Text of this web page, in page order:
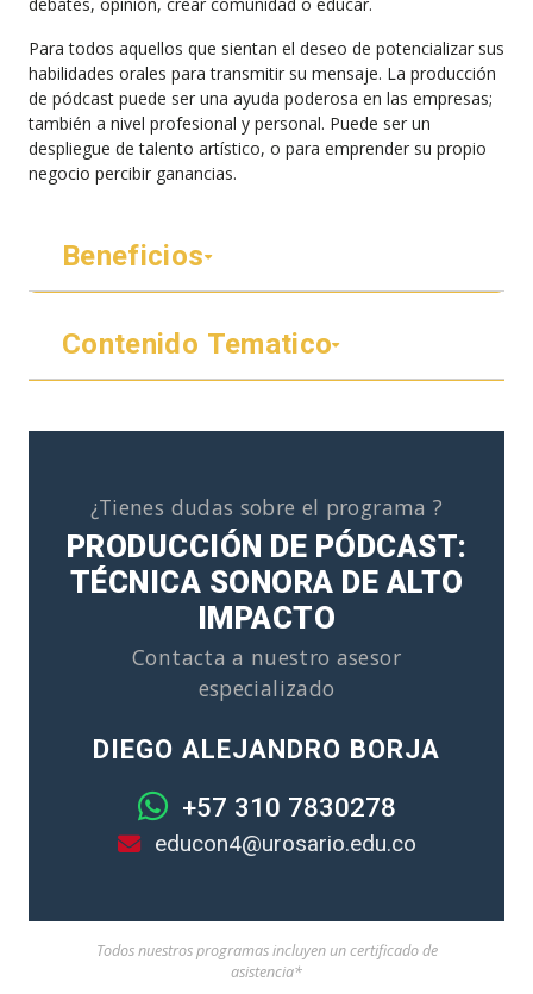
Para todos aquellos que sientan el deseo de potencializar sus
habilidades orales para transmitir su mensaje. La producción
de pódcast puede ser una ayuda poderosa en las empresas;
también a nivel profesional y personal. Puede ser un
despliegue de talento artístico, o para emprender su propio
negocio percibir ganancias.
Beneficios
Contenido Tematico
¿Tienes dudas sobre el programa ?
PRODUCCIÓN DE PÓDCAST:
TÉCNICA SONORA DE ALTO
IMPACTO
Contacta a nuestro asesor
especializado
DIEGO ALEJANDRO BORJA
+57 310 7830278
educon4@urosario.edu.co
Todos nuestros programas incluyen un certificado de
asistencia*